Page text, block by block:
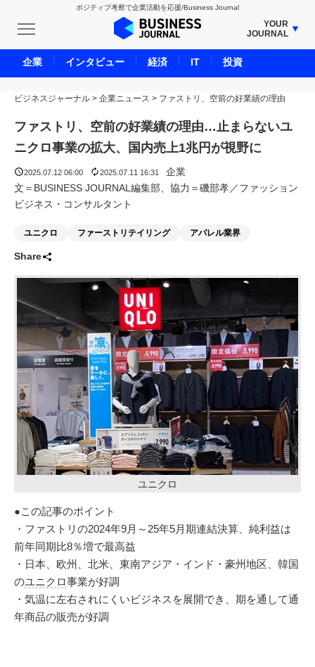
ポジティブ考察で企業活動を応援/Business Journal
YOUR
JOURNAL
BUSINESS JOURNAL
UNICORN JOURNAL
CARBON CREDITS JOURNAL
IVS JOURNAL
ENERGY MANAGEMENT JOURNAL
LIFE ENDING JOURNAL
AI JOURNAL
REAL ESTATE BROKERAGE JOURNAL
ADOPTABLE DOG JOURNAL
ビジネスジャーナル > 企業ニュース > ファストリ、空前の好業績の理由
ファストリ、空前の好業績の理由…止まらないユ
ニクロ事業の拡大、国内売上1兆円が視野に
2025.07.12 06:00 2025.07.11 16:31
企業
文＝BUSINESS JOURNAL編集部、協力＝磯部孝／ファッション
ビジネス・コンサルタント
ユニクロ ファーストリテイリング アパレル業界
Share
ユニクロ
●この記事のポイント
・ファストリの2024年9月～25年5月期連結決算、純利益は
前年同期比8％増で最高益
・日本、欧州、北米、東南アジア・インド・豪州地区、韓国
のユニクロ事業が好調
・気温に左右されにくいビジネスを展開でき、期を通して通
年商品の販売が好調
企業 インタビュー 経済 IT 投資